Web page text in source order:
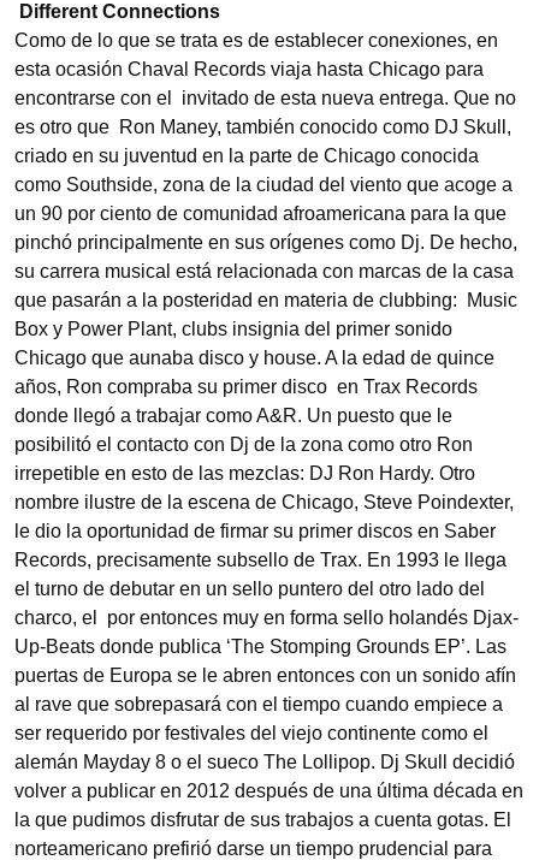
Different Connections
Como de lo que se trata es de establecer conexiones, en
esta ocasión Chaval Records viaja hasta Chicago para
encontrarse con el invitado de esta nueva entrega. Que no
es otro que Ron Maney, también conocido como DJ Skull,
criado en su juventud en la parte de Chicago conocida
como Southside, zona de la ciudad del viento que acoge a
un 90 por ciento de comunidad afroamericana para la que
pinchó principalmente en sus orígenes como Dj. De hecho,
su carrera musical está relacionada con marcas de la casa
que pasarán a la posteridad en materia de clubbing: Music
Box y Power Plant, clubs insignia del primer sonido
Chicago que aunaba disco y house. A la edad de quince
años, Ron compraba su primer disco en Trax Records
donde llegó a trabajar como A&R. Un puesto que le
posibilitó el contacto con Dj de la zona como otro Ron
irrepetible en esto de las mezclas: DJ Ron Hardy. Otro
nombre ilustre de la escena de Chicago, Steve Poindexter,
le dio la oportunidad de firmar su primer discos en Saber
Records, precisamente subsello de Trax. En 1993 le llega
el turno de debutar en un sello puntero del otro lado del
charco, el por entonces muy en forma sello holandés Djax-
Up-Beats donde publica ‘The Stomping Grounds EP’. Las
puertas de Europa se le abren entonces con un sonido afín
al rave que sobrepasará con el tiempo cuando empiece a
ser requerido por festivales del viejo continente como el
alemán Mayday 8 o el sueco The Lollipop. Dj Skull decidió
volver a publicar en 2012 después de una última década en
la que pudimos disfrutar de sus trabajos a cuenta gotas. El
norteamericano prefirió darse un tiempo prudencial para